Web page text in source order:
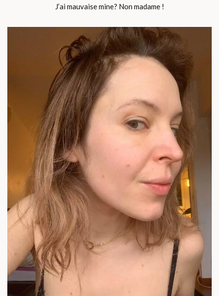
J’ai mauvaise mine? Non madame !